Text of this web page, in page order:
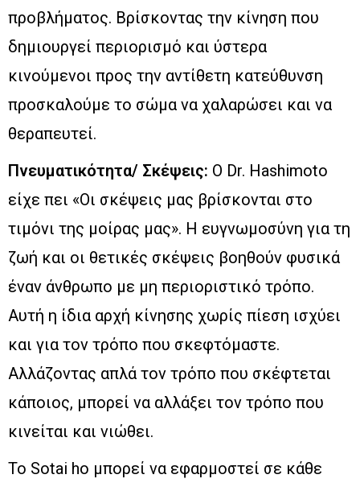
προβλήματος. Βρίσκοντας την κίνηση που
δημιουργεί περιορισμό και ύστερα
κινούμενοι προς την αντίθετη κατεύθυνση
προσκαλούμε το σώμα να χαλαρώσει και να
θεραπευτεί.
Πνευματικότητα/ Σκέψεις: Ο Dr. Hashimoto
είχε πει «Οι σκέψεις μας βρίσκονται στο
τιμόνι της μοίρας μας». Η ευγνωμοσύνη για τη
ζωή και οι θετικές σκέψεις βοηθούν φυσικά
έναν άνθρωπο με μη περιοριστικό τρόπο.
Αυτή η ίδια αρχή κίνησης χωρίς πίεση ισχύει
και για τον τρόπο που σκεφτόμαστε.
Αλλάζοντας απλά τον τρόπο που σκέφτεται
κάποιος, μπορεί να αλλάξει τον τρόπο που
κινείται και νιώθει.
Το Sotai ho μπορεί να εφαρμοστεί σε κάθε